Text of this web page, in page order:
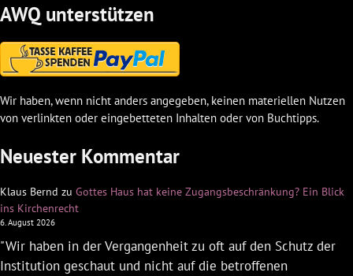
AWQ unterstützen
Wir haben, wenn nicht anders angegeben, keinen materiellen Nutzen
von verlinkten oder eingebetteten Inhalten oder von Buchtipps.
Neuester Kommentar
Klaus Bernd zu Gottes Haus hat keine Zugangsbeschränkung? Ein Blick
ins Kirchenrecht
6. August 2026
"Wir haben in der Vergangenheit zu oft auf den Schutz der
Institution geschaut und nicht auf die betroffenen